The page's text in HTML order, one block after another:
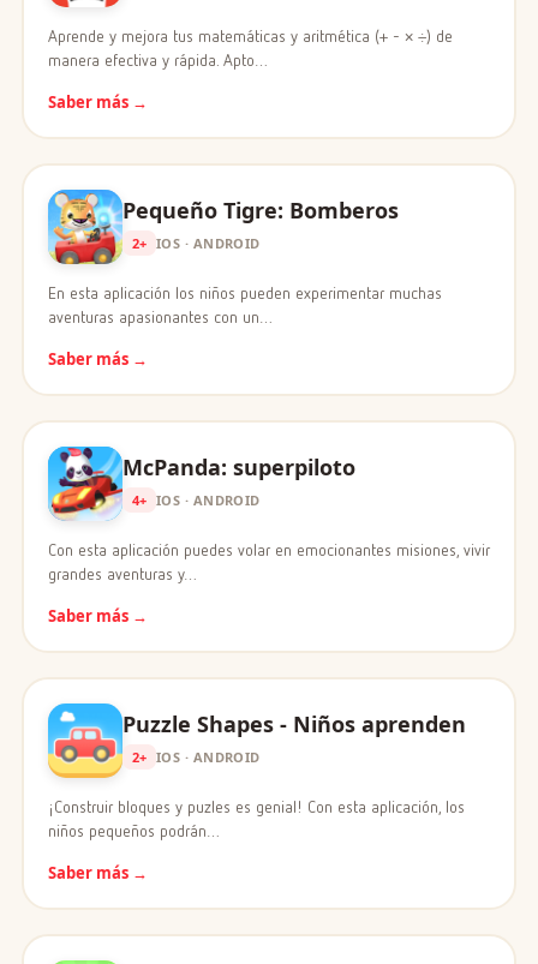
Aprende y mejora tus matemáticas y aritmética (+ - × ÷) de
manera efectiva y rápida. Apto…
Saber más →
Pequeño Tigre: Bomberos
2+ IOS · ANDROID
En esta aplicación los niños pueden experimentar muchas
aventuras apasionantes con un…
Saber más →
McPanda: superpiloto
4+ IOS · ANDROID
Con esta aplicación puedes volar en emocionantes misiones, vivir
grandes aventuras y…
Saber más →
Puzzle Shapes - Niños aprenden
2+ IOS · ANDROID
¡Construir bloques y puzles es genial! Con esta aplicación, los
niños pequeños podrán…
Saber más →